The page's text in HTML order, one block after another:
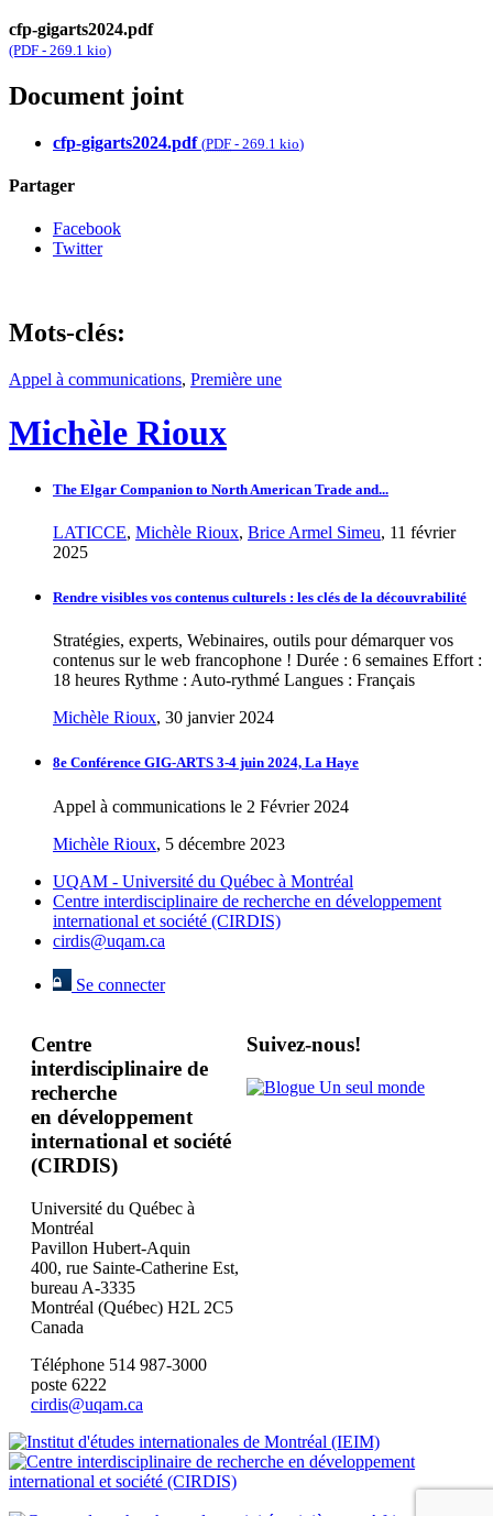
cfp-gigarts2024.pdf
(PDF - 269.1 kio)
Document joint
cfp-gigarts2024.pdf (PDF - 269.1 kio)
Partager
Facebook
Twitter
Mots-clés:
Appel à communications, Première une
Michèle Rioux
The Elgar Companion to North American Trade and...
LATICCE, Michèle Rioux, Brice Armel Simeu, 11 février
2025
Rendre visibles vos contenus culturels : les clés de la découvrabilité
Stratégies, experts, Webinaires, outils pour démarquer vos
contenus sur le web francophone ! Durée : 6 semaines Effort :
18 heures Rythme : Auto-rythmé Langues : Français
Michèle Rioux, 30 janvier 2024
8e Conférence GIG-ARTS 3-4 juin 2024, La Haye
Appel à communications le 2 Février 2024
Michèle Rioux, 5 décembre 2023
UQAM - Université du Québec à Montréal
Centre interdisciplinaire de recherche en développement
international et société (CIRDIS)
cirdis@uqam.ca
Se connecter
Centre
interdisciplinaire de
recherche
en développement
international et société
(CIRDIS)
Université du Québec à
Montréal
Pavillon Hubert-Aquin
400, rue Sainte-Catherine Est,
bureau A-3335
Montréal (Québec) H2L 2C5
Canada
Téléphone 514 987-3000
poste 6222
cirdis@uqam.ca
Suivez-nous!